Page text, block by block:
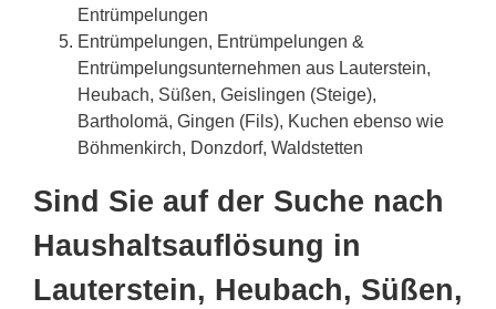
Entrümpelungen
Entrümpelungen, Entrümpelungen &
Entrümpelungsunternehmen aus Lauterstein,
Heubach, Süßen, Geislingen (Steige),
Bartholomä, Gingen (Fils), Kuchen ebenso wie
Böhmenkirch, Donzdorf, Waldstetten
Sind Sie auf der Suche nach
Haushaltsauflösung in
Lauterstein, Heubach, Süßen,